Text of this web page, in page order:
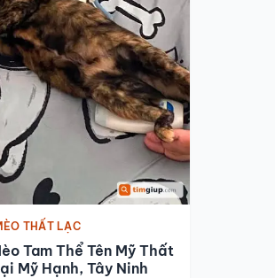
THẤT LẠC
Tam Thể Tên Mỹ Thất
Mỹ Hạnh, Tây Ninh